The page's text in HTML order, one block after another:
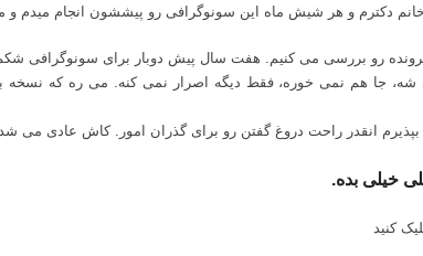
دکترم و هر شیش ماه این سونوگرافی رو پیششون انجام میدم و
رو بررسی می کنیم. هفت سال پیش دوبار برای سونوگرافی
جا هم نمی خوره، فقط دیگه اصرار نمی کنه. می ره که نسخه
انقدر راحت دروغ گفتن رو برای گذران امور. کاش عادی می
خیلی بده.
کنید